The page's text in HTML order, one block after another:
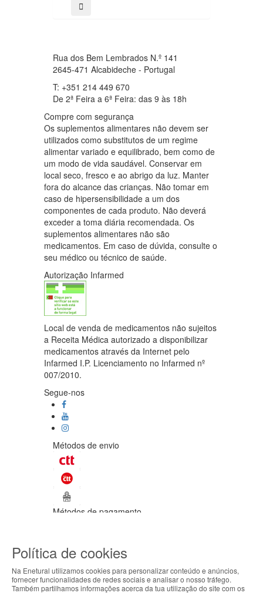
Rua dos Bem Lembrados N.º 141
2645-471 Alcabideche - Portugal
T: +351 214 449 670
De 2ª Feira a 6ª Feira: das 9 às 18h
Compre com segurança
Os suplementos alimentares não devem ser
utilizados como substitutos de um regime
alimentar variado e equilibrado, bem como de
um modo de vida saudável. Conservar em
local seco, fresco e ao abrigo da luz. Manter
fora do alcance das crianças. Não tomar em
caso de hipersensibilidade a um dos
componentes de cada produto. Não deverá
exceder a toma diária recomendada. Os
suplementos alimentares não são
medicamentos. Em caso de dúvida, consulte o
seu médico ou técnico de saúde.
Autorização Infarmed
Local de venda de medicamentos não sujeitos
a Receita Médica autorizado a disponibilizar
medicamentos através da Internet pelo
Infarmed I.P. Licenciamento no Infarmed nº
007/2010.
Segue-nos
Métodos de envio
Métodos de pagamento
Todos os direitos reservados / Salvo
apresentadas são válidas até ao dia 11-
08-2026.
Política de cookies
Na Enetural utilizamos cookies para personalizar conteúdo e anúncios,
fornecer funcionalidades de redes sociais e analisar o nosso tráfego.
Também partilhamos informações acerca da tua utilização do site com os